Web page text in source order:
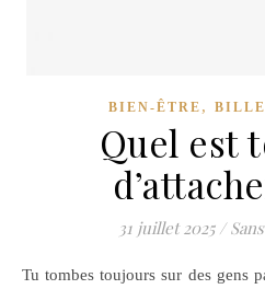
BIEN-ÊTRE ,
Quel est
31 juillet 2025 /
Tu tombes toujours sur des gens pas dispo ? Ou tu fuis dès que